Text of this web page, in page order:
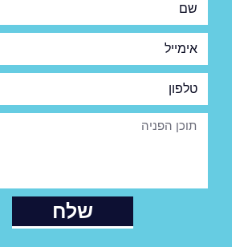
שם
אימייל
טלפון
שלח